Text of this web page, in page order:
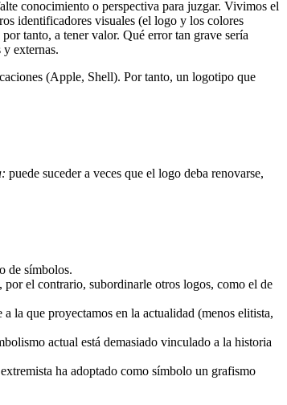
conocimiento o perspectiva para juzgar. Vivimos el
identificadores visuales (el logo y los colores
tanto, a tener valor. Qué error tan grave sería
externas.
(Apple, Shell). Por tanto, un logotipo que
puede suceder a veces que el logo deba renovarse,
de símbolos.
por el contrario, subordinarle otros logos, como el de
la que proyectamos en la actualidad (menos elitista,
actual está demasiado vinculado a la historia
ha adoptado como símbolo un grafismo